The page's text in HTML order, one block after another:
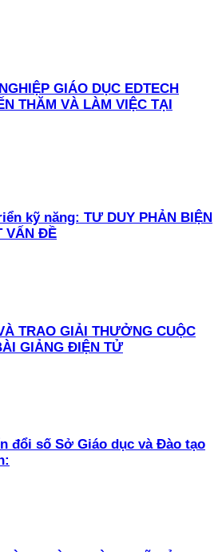
GIÁO DỤC EDTECH
THĂM VÀ LÀM VIỆC TẠI
kỹ năng: TƯ DUY PHẢN BIỆN
VẤN ĐỀ
TRAO GIẢI THƯỞNG CUỘC
GIẢNG ĐIỆN TỬ
đổi số Sở Giáo dục và Đào tạo